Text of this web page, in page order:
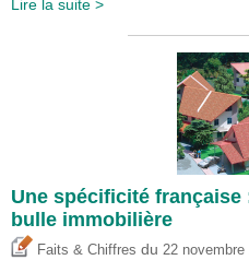
Lire la suite >
Une spécificité française
bulle immobilière
Faits & Chiffres du 22 novembre